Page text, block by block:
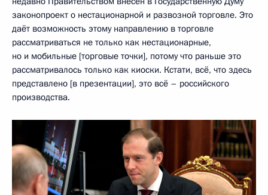
законопроект о нестационарной и развозной торговле. Это
даёт возможность этому направлению в торговле
рассматриваться не только как нестационарные,
но и мобильные [торговые точки], потому что раньше это
рассматривалось только как киоски. Кстати, всё, что здесь
представлено [в презентации], это всё – российского
производства.